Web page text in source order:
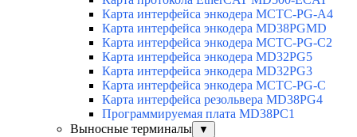
Карта интерфейса энкодера MCTC-PG-A4
Карта интерфейса энкодера MD38PGMD
Карта интерфейса энкодера MCTC-PG-C2
Карта интерфейса энкодера MD32PG5
Карта интерфейса энкодера MD32PG3
Карта интерфейса энкодера MCTC-PG-C
Карта интерфейса резольвера MD38PG4
Программируемая плата MD38PC1
Выносные терминалы
▼